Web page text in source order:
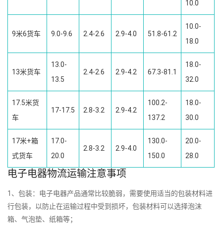
10.0
9米6货车 9.0-9.6 2.4-2.6 2.9-4.0 51.8-61.2
10.0-
18.0
13米货车
13.0-
13.5
2.4-2.6 2.9-4.2 67.3-81.1
18.0-
32.0
17.5米货
车
17-17.5 2.8-3.2 2.9-4.2
100.2-
137.2
18.0-
30.0
17米+箱
式货车
17.0-
20.0
2.8-3.2 2.9-4.0
130.0-
150.0
20.0-
28.0
电子电器物流运输注意事项
1、包装：电子电器产品通常比较脆弱，需要使用适当的包装材料进
行包装，以防止在运输过程中受到损坏，包装材料可以选择泡沫
箱、气泡垫、纸箱等；